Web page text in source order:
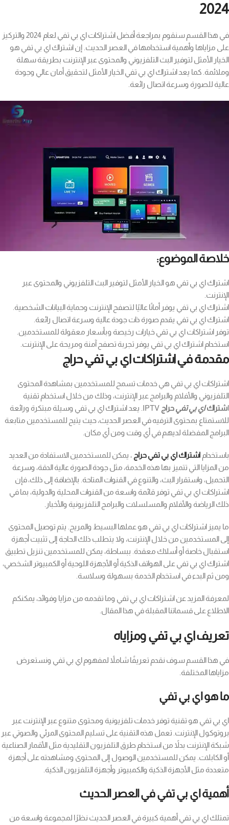
2024
في هذا القسم سنقوم بمراجعة أفضل اشتراكات اي بي تفي لعام 2024 والتركيز
على مزاياها وأهمية استخدامها في العصر الحديث. إن اشتراك اي بي تفي هو
الخيار الأمثل لتوفير البث التلفزيوني والمحتوى عبر الإنترنت بطريقة سهلة
وملائمة. كما يعد اشتراك اي بي تفي الخيار الأمثل لتحقيق أمان عالي وجودة
عالية للصورة وسرعة اتصال رائعة.
خلاصة الموضوع:
اشتراك اي بي تفي هو الخيار الأمثل لتوفير البث التلفزيوني والمحتوى عبر
الإنترنت.
اشتراك اي بي تفي يوفر أمانًا عاليًا لتصفح الإنترنت وحماية البيانات الشخصية.
اشتراك اي بي تفي يقدم صورة ذات جودة عالية وسرعة اتصال رائعة.
توفر اشتراكات اي بي تفي خيارات رخيصة وبأسعار معقولة للمستخدمين.
استخدام اشتراك اي بي تفي يوفر تجربة تصفح آمنة ومريحة على الإنترنت.
مقدمة في اشتراكات اي بي تفي حراج
اشتراكات اي بي تفي هي خدمات تسمح للمستخدمين بمشاهدة المحتوى
التلفزيوني والأفلام والبرامج عبر الإنترنت، وذلك من خلال استخدام تقنية
اشتراكاي بي تفيحراج
IPTV. يعد اشتراك اي بي تفي وسيلة مبتكرة ورائعة
للاستمتاع بمحتوى الترفيه في العصر الحديث، حيث يتيح للمستخدمين متابعة
البرامج المفضلة لديهم في أي وقت ومن أي مكان.
باستخدام اشتراك اي بي تفي حراج ، يمكن للمستخدمين الاستفادة من العديد
من المزايا التي تتميز بها هذه الخدمة، مثل جودة الصورة عالية الدقة، وسرعة
التحميل، واستقرار البث، والتنوع في القنوات المتاحة. بالإضافة إلى ذلك، فإن
اشتراكات اي بي تفي توفر قائمة واسعة من القنوات المحلية والدولية، بما في
ذلك الرياضة والأفلام والمسلسلات والبرامج التلفزيونية والأخبار.
ما يميز اشتراكات اي بي تفي هو عملها البسيط والمريح. يتم توصيل المحتوى
إلى المستخدمين من خلال الإنترنت، ولا يتطلب ذلك الحاجة إلى تثبيت أجهزة
استقبال خاصة أو أسلاك معقدة. ببساطة، يمكن للمستخدمين تنزيل تطبيق
اشتراك اي بي تفي على الهواتف الذكية أو الأجهزة اللوحية أو الكمبيوتر الشخصي،
ومن ثم البدء في استخدام الخدمة بسهولة وسلاسة.
لمعرفة المزيد عن اشتراكات اي بي تفي وما تقدمه من مزايا وفوائد، يمكنكم
الاطلاع على قسماتنا المقبلة في هذا المقال.
تعريف اي بي تفي ومزاياه
في هذا القسم سوف نقدم تعريفًا شاملاً لمفهوم اي بي تفي ونستعرض
مزاياها المختلفة.
ما هو اي بي تفي
اي بي تفي هو تقنية توفر خدمات تلفزيونية ومحتوى متنوع عبر الإنترنت عبر
بروتوكول الإنترنت. تعمل هذه التقنية على تسليم المحتوى المرئي والصوتي عبر
شبكة الإنترنت بدلاً من استخدام طرق التلفزيون التقليدية مثل الأقمار الصناعية
أو الكابلات. يمكن للمستخدمين الوصول إلى المحتوى ومشاهدته على أجهزة
متعددة مثل الأجهزة الذكية والكمبيوتر وأجهزة التلفزيون الذكية.
أهمية اي بي تفي في العصر الحديث
تمتلك اي بي تفي أهمية كبيرة في العصر الحديث نظرًا لمجموعة واسعة من